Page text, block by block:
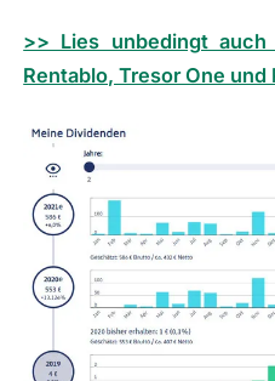
>> Lies unbedingt
Rentablo, Tresor One